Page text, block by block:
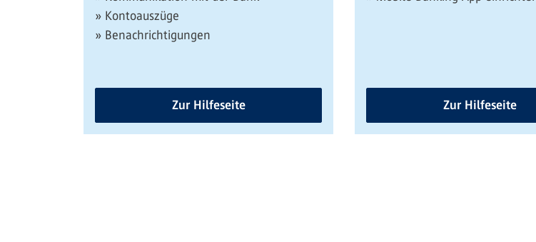
» Kontoauszüge
» Benachrichtigungen
Zur Hilfeseite Zur Hilfeseite